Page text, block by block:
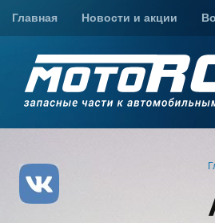
Главная Новости и акции